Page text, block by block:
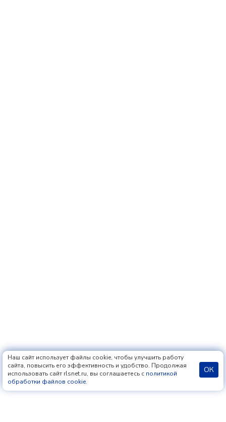
Наш сайт использует файлы cookie, чтобы улучшить работу
сайта, повысить его эффективность и удобство. Продолжая
использовать сайт rlsnet.ru, вы соглашаетесь с политикой
обработки файлов cookie.
ОК